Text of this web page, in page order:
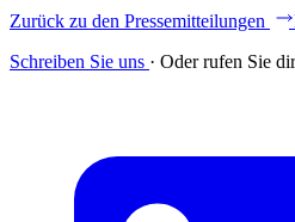
Zurück zu den Pressemitteilungen
Schreiben Sie uns · Oder rufen Sie